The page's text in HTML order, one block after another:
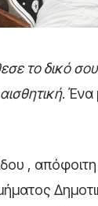
το δικό
. Ένα
,